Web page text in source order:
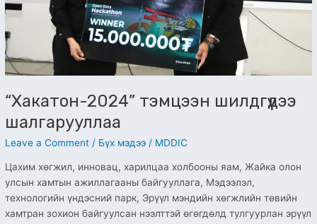
“Хакатон-2024” тэмцээн шилдгүүдээ
шалгарууллаа
Leave a Comment / Бүх мэдээ / MDDIC
Цахим хөгжил, инновац, харилцаа холбооны яам, Жайка олон
улсын хамтын ажиллагааны байгууллага, Мэдээлэл,
технологийн үндэсний парк, Эрүүл мэндийн хөгжлийн төвийн
хамтран зохион байгуулсан нээлттэй өгөгдөлд тулгуурлан эрүүл